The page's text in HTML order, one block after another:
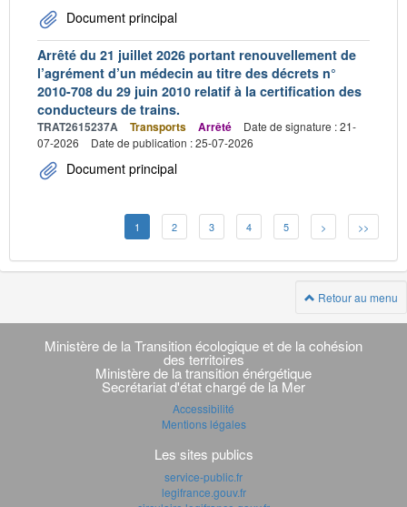
Document principal
Arrêté du 21 juillet 2026 portant renouvellement de
l’agrément d’un médecin au titre des décrets n°
2010-708 du 29 juin 2010 relatif à la certification des
conducteurs de trains.
TRAT2615237A Transports Arrêté
Date de signature : 21-
07-2026
Date de publication : 25-07-2026
Document principal
1 2 3 4 5 > >>
Retour au menu
Navigation
transverse
Ministère de la Transition écologique et de la cohésion
des territoires
Ministère de la transition énérgétique
Secrétariat d'état chargé de la Mer
Accessibilité
Mentions légales
Les sites publics
service-public.fr
legifrance.gouv.fr